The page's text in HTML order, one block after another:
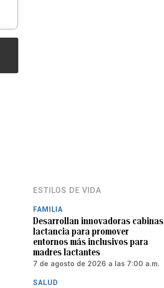
ESTILOS DE VIDA
FAMILIA
Desarrollan innovadoras cabinas
lactancia para promover
entornos más inclusivos para
madres lactantes
7 de agosto de 2026 a las 7:00 a.m.
SALUD